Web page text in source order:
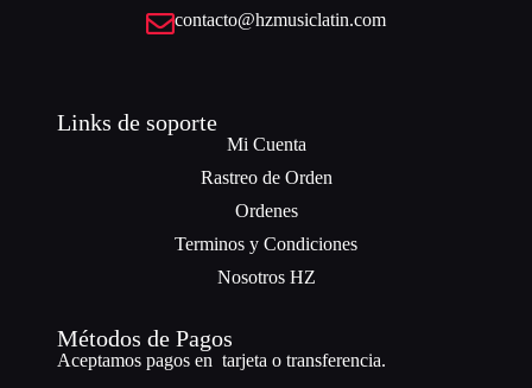
contacto@hzmusiclatin.com
Links de soporte
Mi Cuenta
Rastreo de Orden
Ordenes
Terminos y Condiciones
Nosotros HZ
Métodos de Pagos
Aceptamos pagos en tarjeta o transferencia.